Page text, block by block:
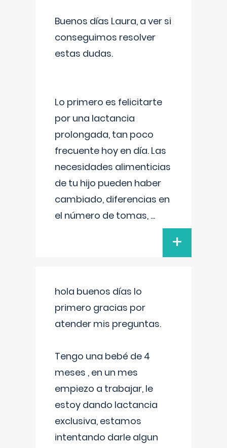
Buenos días Laura, a ver si
conseguimos resolver
estas dudas.
Lo primero es felicitarte
por una lactancia
prolongada, tan poco
frecuente hoy en día. Las
necesidades alimenticias
de tu hijo pueden haber
cambiado, diferencias en
el número de tomas, ...
+
hola buenos días lo
primero gracias por
atender mis preguntas.
Tengo una bebé de 4
meses , en un mes
empiezo a trabajar, le
estoy dando lactancia
exclusiva, estamos
intentando darle algun